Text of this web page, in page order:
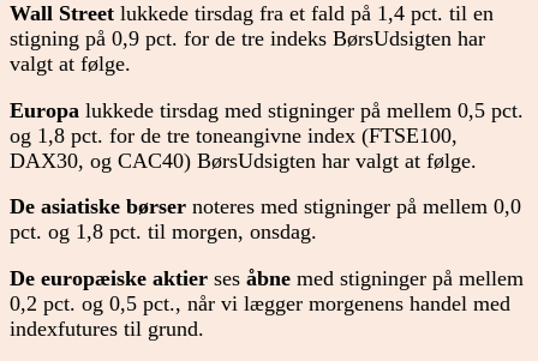
Wall Street lukkede tirsdag fra et fald på 1,4 pct. til en
stigning på 0,9 pct. for de tre indeks BørsUdsigten har
valgt at følge.
Europa lukkede tirsdag med stigninger på mellem 0,5 pct.
og 1,8 pct. for de tre toneangivne index (FTSE100,
DAX30, og CAC40) BørsUdsigten har valgt at følge.
De asiatiske børser noteres med stigninger på mellem 0,0
pct. og 1,8 pct. til morgen, onsdag.
De europæiske aktier ses åbne med stigninger på mellem
0,2 pct. og 0,5 pct., når vi lægger morgenens handel med
indexfutures til grund.